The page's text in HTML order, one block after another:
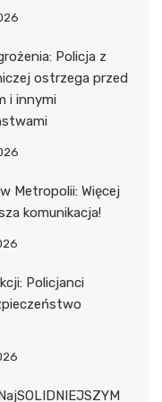
Policja z
ostrzega przed
i innymi
Metropolii: Więcej
komunikacja!
Policjanci